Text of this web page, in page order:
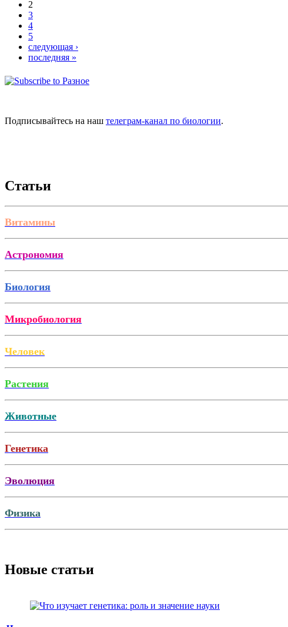
2
3
4
5
следующая ›
последняя »
Подписывайтесь на наш телеграм-канал по биологии.
Статьи
Витамины
Астрономия
Биология
Микробиология
Человек
Растения
Животные
Генетика
Эволюция
Физика
Новые статьи